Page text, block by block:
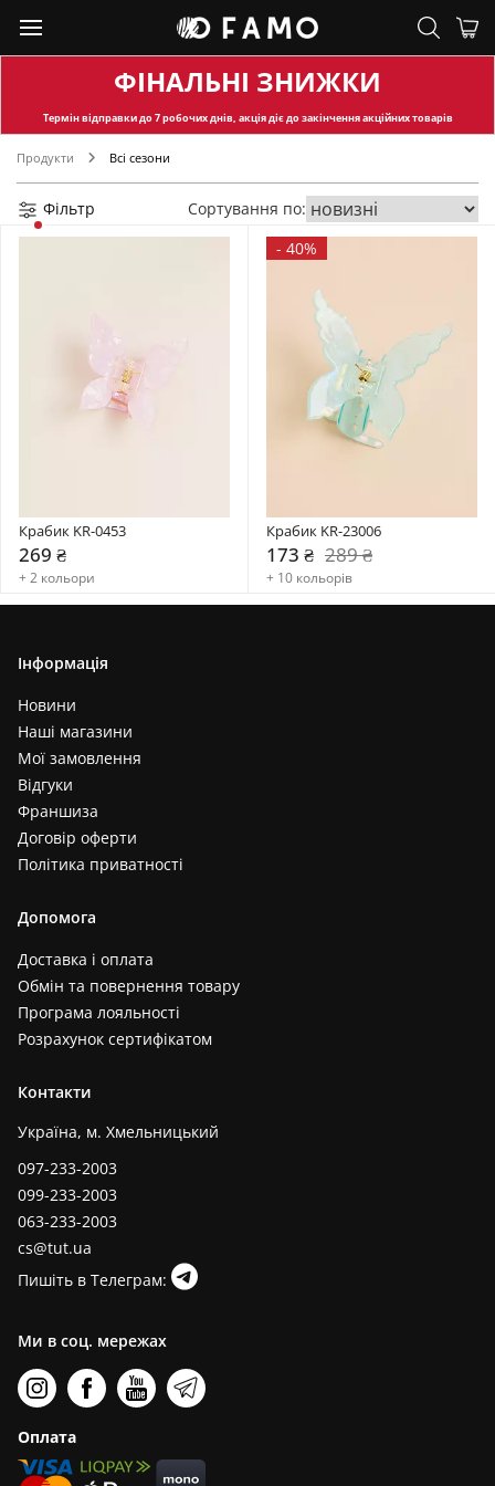
ФІНАЛЬНІ ЗНИЖКИ
Термін відправкидо 7 робочих днів, акція діє до закінчення акційних товарів
Продукти Всі сезони
Фільтр Сортування по:
Крабик KR-0453
269 ₴
+ 2 кольори
- 40%
Крабик KR-23006
173 ₴ 289 ₴
+ 10 кольорів
Інформація
Новини
Наші магазини
Мої замовлення
Відгуки
Франшиза
Договір оферти
Політика приватності
Допомога
Доставка і оплата
Обмін та повернення товару
Програма лояльності
Розрахунок сертифікатом
Контакти
Україна, м. Хмельницький
097-233-2003
099-233-2003
063-233-2003
cs@tut.ua
Пишіть в Телеграм:
Ми в соц. мережах
Оплата